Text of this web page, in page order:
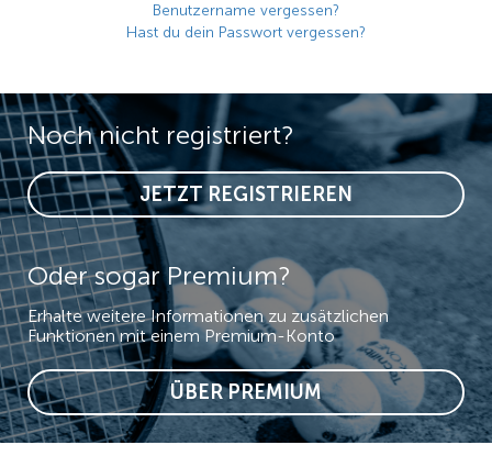
Noch nicht registriert?
JETZT REGISTRIEREN
Oder sogar Premium?
Erhalte weitere Informationen zu zusätzlichen
Funktionen mit einem Premium-Konto
ÜBER PREMIUM
Benutzername vergessen?
Hast du dein Passwort vergessen?